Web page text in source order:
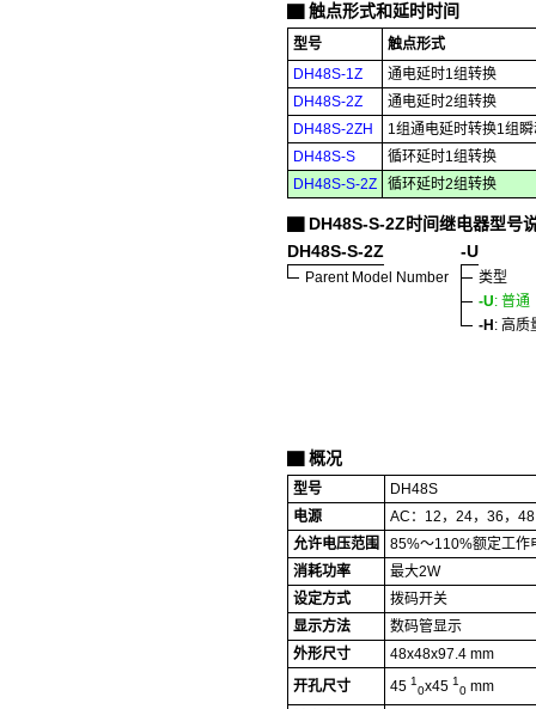
触点形式和延时时间
型号
触点形式
DH48S-1Z
通电延时1组转换
DH48S-2Z
通电延时2组转换
DH48S-2ZH
1组通电延时转换1组
DH48S-S
循环延时1组转换
DH48S-S-2Z
循环延时2组转换
DH48S-S-2Z时间继电器型号
DH48S-S-2Z
Parent Model Number
-U
类型
-U: 普通
-H : 高质
概况
型号
DH48S
电源
AC：12，24，36，
允许电压范围
85%～110%额定工作
消耗功率
最大2W
设定方式
拨码开关
显示方法
数码管显示
外形尺寸
48x48x97.4 mm
开孔尺寸
45 1
0x45 1
0 mm